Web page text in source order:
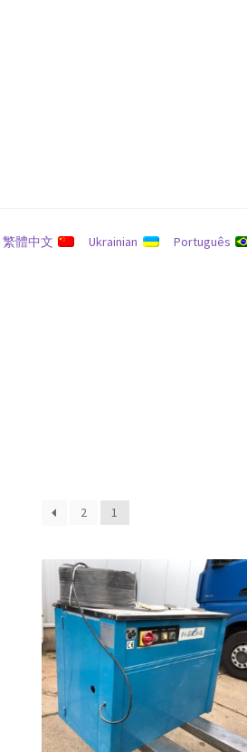
Português
Ukrainian
繁體中文
1
2